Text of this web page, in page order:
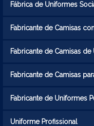
Fábrica de Uniformes
Fabricante de Camisas
Fabricante de Camisas
Fabricante de Camisas
Fabricante de Uniformes
Uniforme Profissional